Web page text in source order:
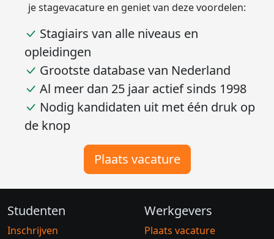
je stagevacature en geniet van deze voordelen:
Stagiairs van alle niveaus en
opleidingen
Grootste database van Nederland
Al meer dan 25 jaar actief sinds 1998
Nodig kandidaten uit met één druk op
de knop
Plaats vacature
Studenten
Inschrijven
Werkgevers
Plaats vacature